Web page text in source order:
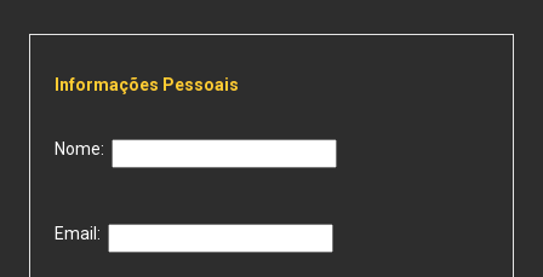
Informações Pessoais
Nome:
Email: